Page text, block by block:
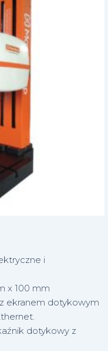
i
x 100 mm
z ekranem dotykowym
dotykowy z